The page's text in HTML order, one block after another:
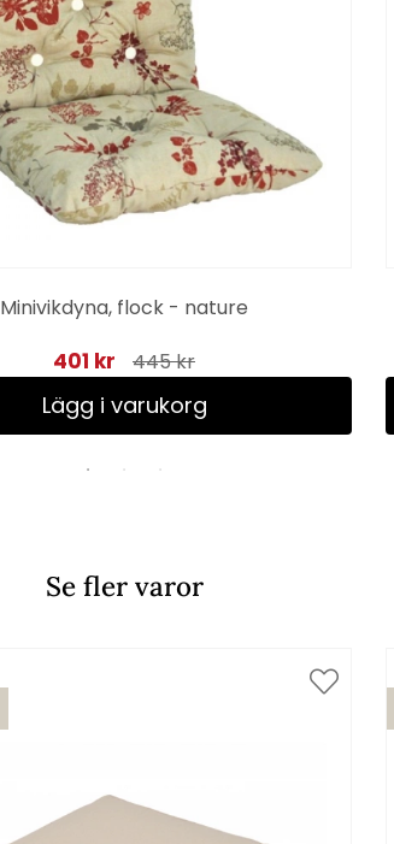
Minivikdyna, flock - nature
401 kr 445 kr
Lägg i varukorg
Se fler varor